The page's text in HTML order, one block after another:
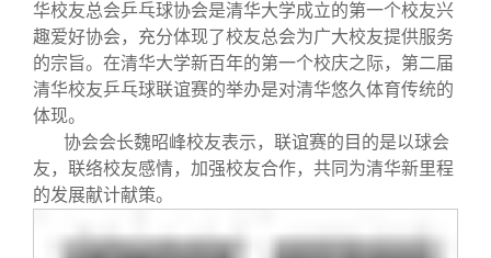
华校友总会乒乓球协会是清华大学成立的第一个校友兴
趣爱好协会，充分体现了校友总会为广大校友提供服务
的宗旨。在清华大学新百年的第一个校庆之际，第二届
清华校友乒乓球联谊赛的举办是对清华悠久体育传统的
体现。
协会会长魏昭峰校友表示，联谊赛的目的是以球会
友，联络校友感情，加强校友合作，共同为清华新里程
的发展献计献策。